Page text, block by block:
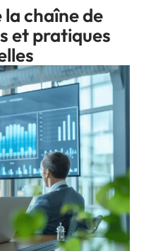
chaîne de
et pratiques